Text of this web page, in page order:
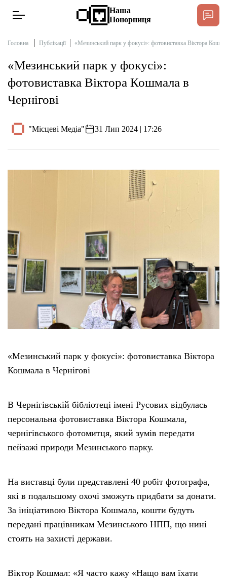
Новини
Інтерв’ю
Тексти
Етичний кодекс
Рекламні прайси
Про нас
Наша
Понорниця
Головна Публікації «Мезинський парк у фокусі»: фотовиставка Віктора
«Мезинський парк у фокусі»:
фотовиставка Віктора Кошмала в
Чернігові
"Місцеві Медіа" 31 Лип 2024 | 17:26
«Мезинський парк у фокусі»: фотовиставка Віктора
Кошмала в Чернігові
В Чернігівській бібліотеці імені Русових відбулась
персональна фотовиставка Віктора Кошмала,
чернігівського фотомитця, який зумів передати
пейзажі природи Мезинського парку.
На виставці були представлені 40 робіт фотографа,
які в подальшому охочі зможуть придбати за донати.
За ініціативою Віктора Кошмала, кошти будуть
передані працівникам Мезинського НПП, що нині
стоять на захисті держави.
Віктор Кошмал: «Я часто кажу «Нащо вам їхати